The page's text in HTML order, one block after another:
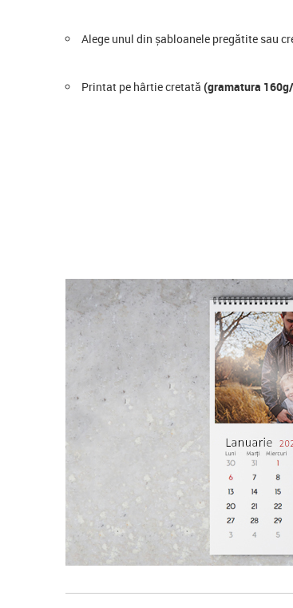
Alege unul din șabloanele pregătite sau
Printat pe hârtie cretată (gramatura